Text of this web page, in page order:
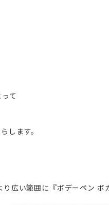
て
します。
り広い範囲に 『ボデーペン ボ